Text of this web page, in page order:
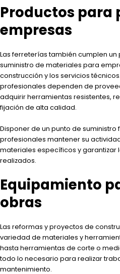
Productos para
empresas
Las ferreterías también cumplen
suministro de materiales para
construcción y los servicios
profesionales dependen de
adquirir herramientas resistentes,
fijación de alta calidad.
Disponer de un punto de suministro
profesionales mantener su
materiales específicos y garantizar
realizados.
Equipamiento
obras
Las reformas y proyectos de
variedad de materiales y
hasta herramientas de corte o
todo lo necesario para realizar
mantenimiento.